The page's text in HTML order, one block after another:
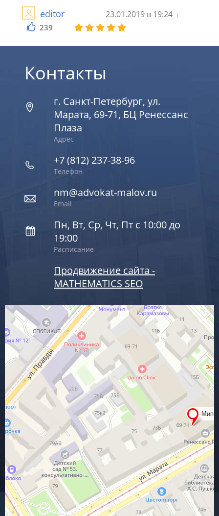
editor 23.01.2019 в 19:24
239
Контакты
г. Санкт-Петербург, ул.
Марата, 69-71, БЦ Ренессанс
Плаза
Адрес
+7 (812) 237-38-96
Телефон
nm@advokat-malov.ru
Email
Пн, Вт, Ср, Чт, Пт с 10:00 до
19:00
Расписание
Продвижение сайта -
MATHEMATICS SEO